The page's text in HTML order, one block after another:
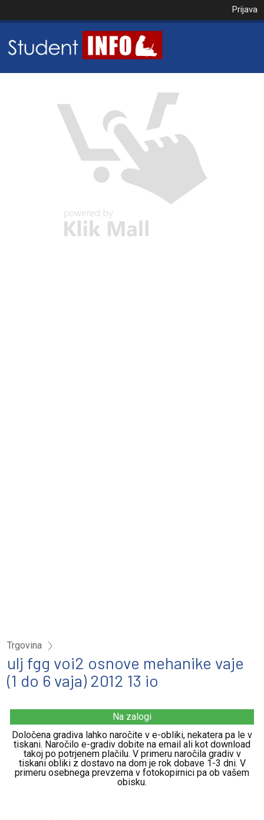
Prijava
VAŠA KOŠARICA JE
Trgovina
ulj fgg voi2 osnove mehanike vaje
(1 do 6 vaja) 2012 13 io
Na zalogi
Določena gradiva lahko naročite v e-obliki, nekatera pa le v
tiskani. Naročilo e-gradiv dobite na email ali kot download
takoj po potrjenem plačilu. V primeru naročila gradiv v
tiskani obliki z dostavo na dom je rok dobave 1-3 dni. V
primeru osebnega prevzema v fotokopirnici pa ob vašem
obisku.